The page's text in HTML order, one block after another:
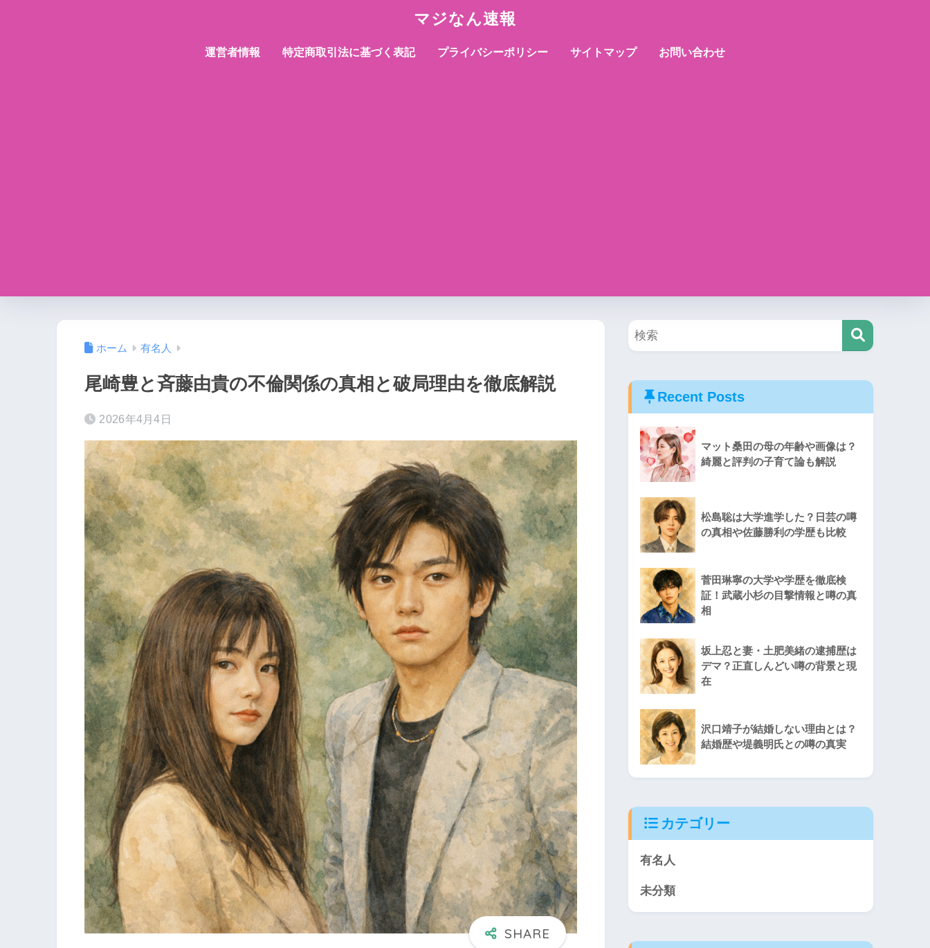
マジなん速報
運営者情報 特定商取引法に基づく表記 プライバシーポリシー サイトマップ お問い合わせ
ホーム 有名人
尾崎豊と斉藤由貴の不倫関係の真相と破局理由を徹底解説
2026年4月4日
Recent Posts
マット桑田の母の年齢や画像は？
綺麗と評判の子育て論も解説
松島聡は大学進学した？日芸の噂
の真相や佐藤勝利の学歴も比較
菅田琳寧の大学や学歴を徹底検
証！武蔵小杉の目撃情報と噂の真
相
坂上忍と妻・土肥美緒の逮捕歴は
デマ？正直しんどい噂の背景と現
在
沢口靖子が結婚しない理由とは？
結婚歴や堤義明氏との噂の真実
カテゴリー
有名人
未分類